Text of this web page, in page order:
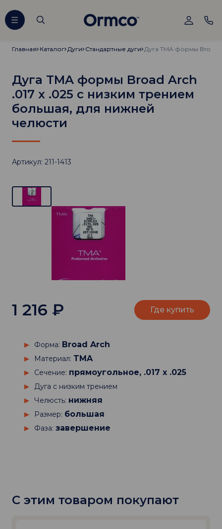
Главная
Главная Каталог
Каталог Дуги
Дуги Стандартные дуги
Стандартные дуги
Дуга TMA формы Broad Arch
.017 х .025 с низким трением
большая, для нижней
челюсти
Артикул: 211-1413
Форма: Broad Arch
Материал: TMA
Сечение: прямоугольное, .017 х .025
Дуга с низким трением
Челюсть: нижняя
Размер: большая
Фаза: завершение
1 216 ₽ Где купить
С этим товаром покупают